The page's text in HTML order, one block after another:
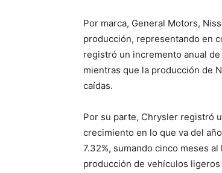
Por marca, General Motors,
producción, representando en
registró un incremento anual
mientras que la producción de
caídas.
Por su parte, Chrysler registró
crecimiento en lo que va del
7.32%, sumando cinco meses
producción de vehículos